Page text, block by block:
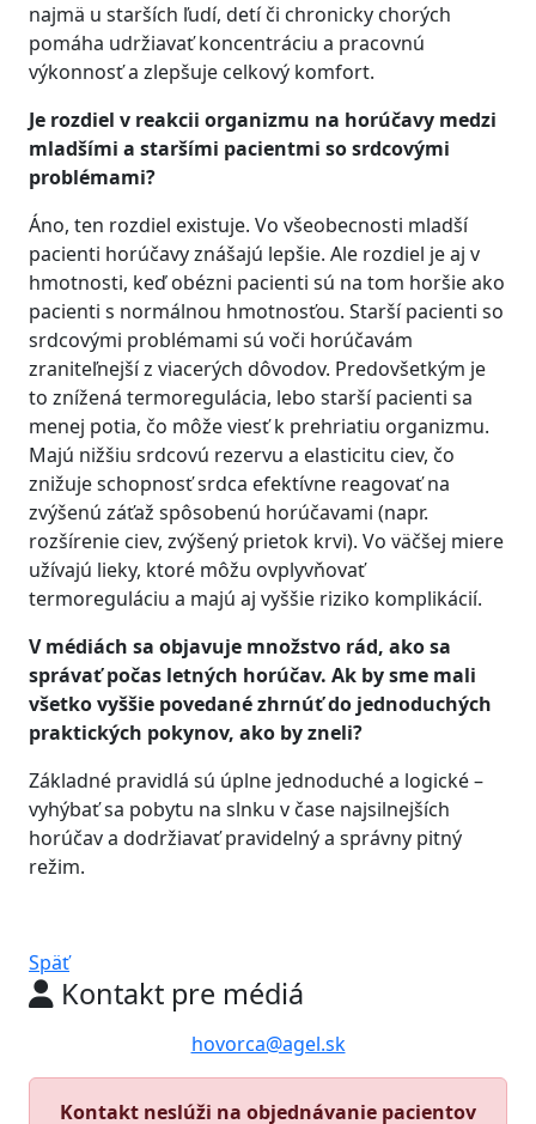
najmä u starších ľudí, detí či chronicky chorých
pomáha udržiavať koncentráciu a pracovnú
výkonnosť a zlepšuje celkový komfort.
Je rozdiel v reakcii organizmu na horúčavy medzi
mladšími a staršími pacientmi so srdcovými
problémami?
Áno, ten rozdiel existuje. Vo všeobecnosti mladší
pacienti horúčavy znášajú lepšie. Ale rozdiel je aj v
hmotnosti, keď obézni pacienti sú na tom horšie ako
pacienti s normálnou hmotnosťou. Starší pacienti so
srdcovými problémami sú voči horúčavám
zraniteľnejší z viacerých dôvodov. Predovšetkým je
to znížená termoregulácia, lebo starší pacienti sa
menej potia, čo môže viesť k prehriatiu organizmu.
Majú nižšiu srdcovú rezervu a elasticitu ciev, čo
znižuje schopnosť srdca efektívne reagovať na
zvýšenú záťaž spôsobenú horúčavami (napr.
rozšírenie ciev, zvýšený prietok krvi). Vo väčšej miere
užívajú lieky, ktoré môžu ovplyvňovať
termoreguláciu a majú aj vyššie riziko komplikácií.
V médiách sa objavuje množstvo rád, ako sa
správať počas letných horúčav. Ak by sme mali
všetko vyššie povedané zhrnúť do jednoduchých
praktických pokynov, ako by zneli?
Základné pravidlá sú úplne jednoduché a logické –
vyhýbať sa pobytu na slnku v čase najsilnejších
horúčav a dodržiavať pravidelný a správny pitný
režim.
Späť
Kontakt pre médiá
hovorca@agel.sk
Kontakt neslúži na objednávanie pacientov